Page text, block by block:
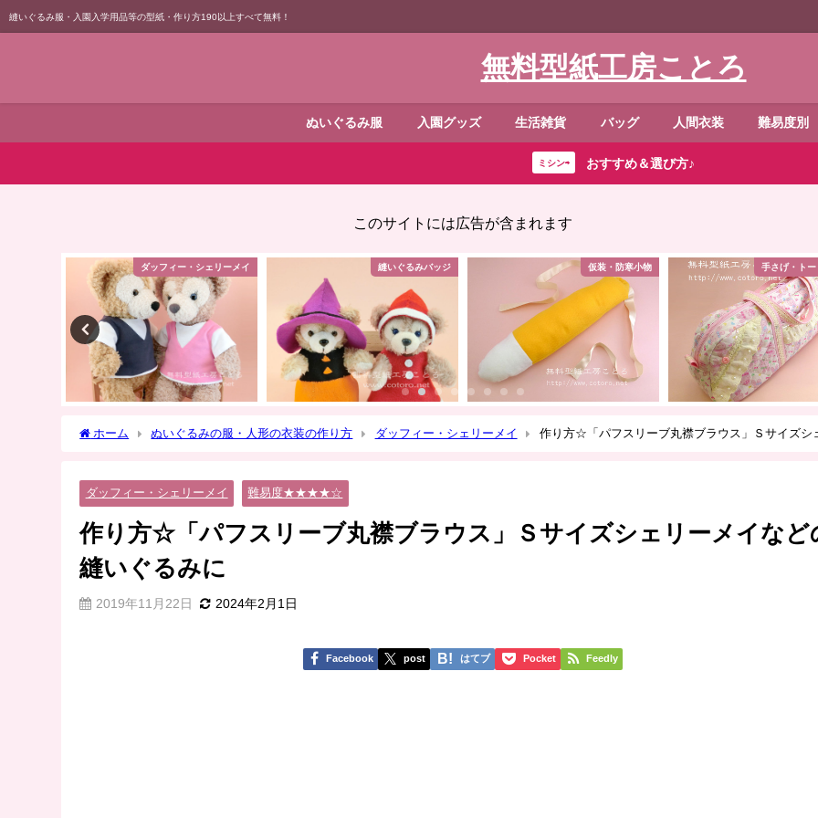
縫いぐるみ服・入園入学用品等の型紙・作り方190以上すべて無料！
無料型紙工房ことろ
ぬいぐるみ服 入園グッズ 生活雑貨 バッグ 人間衣装 難易度別
ミシン⇨ おすすめ＆選び方♪
このサイトには広告が含まれます
縫いぐるみバッジ 仮装・防寒小物 手さげ・トートバッグ ダッフィー・シ
ホーム ぬいぐるみの服・人形の衣装の作り方 ダッフィー・シェリーメイ
作り方☆「パフスリーブ丸襟ブラウス」Ｓサイズシ
ダッフィー・シェリーメイ 難易度★★★★☆
作り方☆「パフスリーブ丸襟ブラウス」Ｓサイズシェリーメイなど
縫いぐるみに
2019年11月22日 2024年2月1日
Facebook post はてブ Pocket Feedly